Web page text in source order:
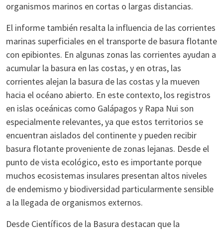
organismos marinos en cortas o largas distancias.
El informe también resalta la influencia de las corrientes
marinas superficiales en el transporte de basura flotante
con epibiontes. En algunas zonas las corrientes ayudan a
acumular la basura en las costas, y en otras, las
corrientes alejan la basura de las costas y la mueven
hacia el océano abierto. En este contexto, los registros
en islas oceánicas como Galápagos y Rapa Nui son
especialmente relevantes, ya que estos territorios se
encuentran aislados del continente y pueden recibir
basura flotante proveniente de zonas lejanas. Desde el
punto de vista ecológico, esto es importante porque
muchos ecosistemas insulares presentan altos niveles
de endemismo y biodiversidad particularmente sensible
a la llegada de organismos externos.
Desde Científicos de la Basura destacan que la